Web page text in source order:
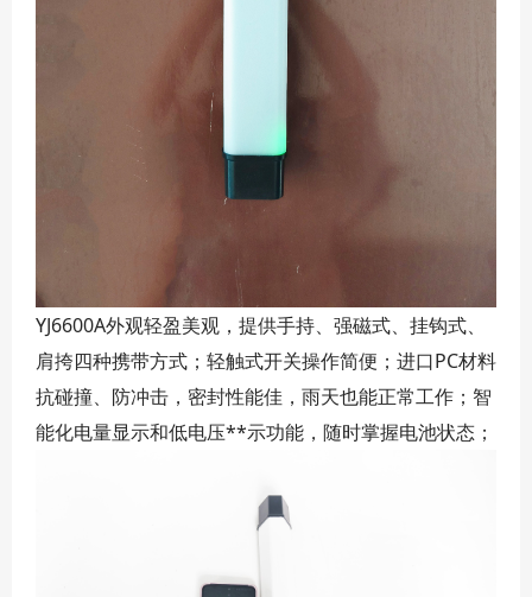
YJ6600A外观轻盈美观，提供手持、强磁式、挂钩式、
肩挎四种携带方式；轻触式开关操作简便；进口PC材料
抗碰撞、防冲击，密封性能佳，雨天也能正常工作；智
能化电量显示和低电压**示功能，随时掌握电池状态；